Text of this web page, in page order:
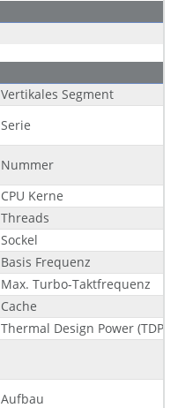
Vertikales Segment
Serie
Nummer
CPU Kerne
Threads
Sockel
Basis Frequenz
Max. Turbo-Taktfrequenz
Cache
Thermal Design Power (TDP)
Aufbau